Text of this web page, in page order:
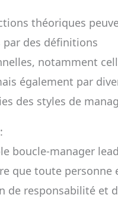
théoriques
par des définitions
notamment
également par
des styles de
boucle-manager
que toute personne
de responsabilité et